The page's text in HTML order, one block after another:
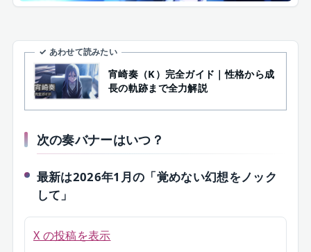
✓ あわせて読みたい
宵崎奏（K）完全ガイド｜性格から成
長の軌跡まで全力解説
次の奏バナーはいつ？
最新は2026年1月の「覚めない幻想をノック
して」
X の投稿を表示